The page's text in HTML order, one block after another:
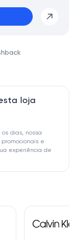
loja
dias, nossa
e
experiência de